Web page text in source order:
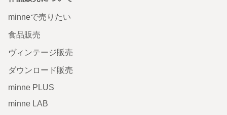
minneで売りたい
食品販売
ヴィンテージ販売
ダウンロード販売
minne PLUS
minne LAB